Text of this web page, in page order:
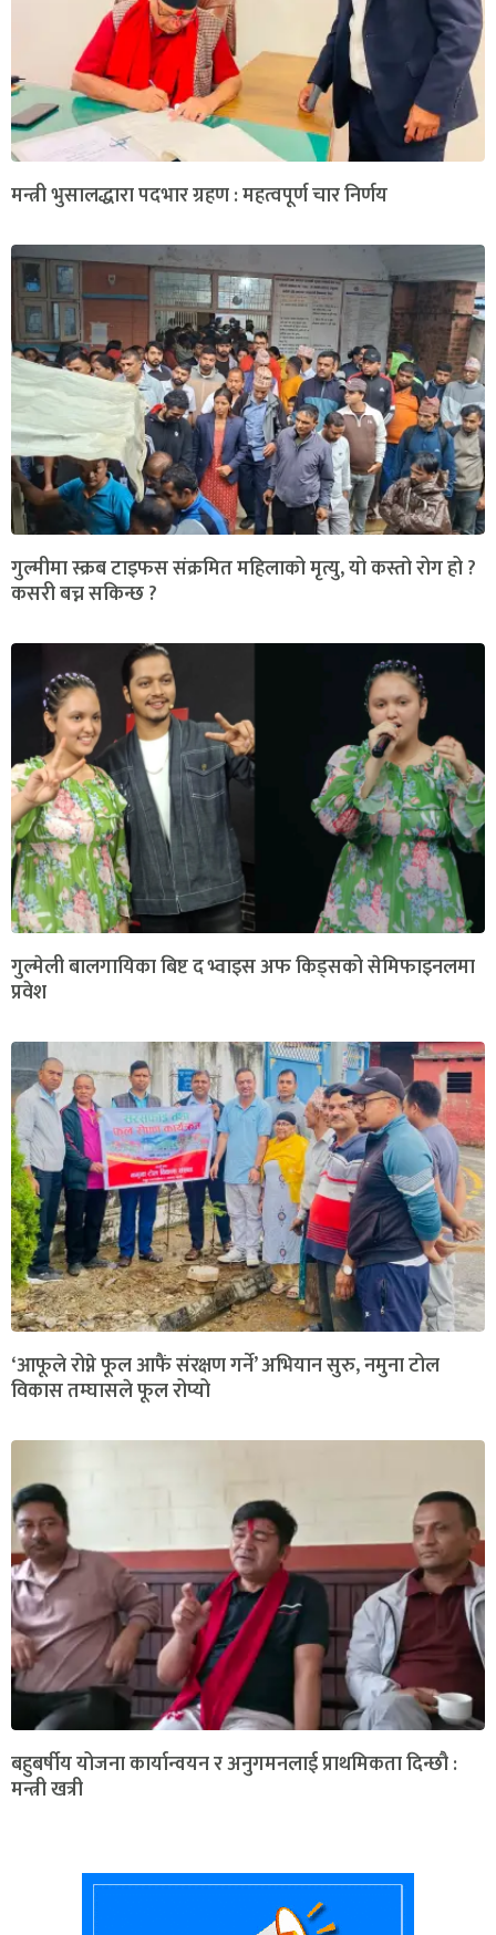
मन्त्री भुसालद्धारा पदभार ग्रहण : महत्वपूर्ण चार निर्णय
गुल्मीमा स्क्रब टाइफस संक्रमित महिलाको मृत्यु, यो कस्तो रोग हो ?
कसरी बच्न सकिन्छ ?
गुल्मेली बालगायिका बिष्ट द भ्वाइस अफ किड्सको सेमिफाइनलमा
प्रवेश
‘आफूले रोप्ने फूल आफैं संरक्षण गर्ने’ अभियान सुरु, नमुना टोल
विकास तम्घासले फूल रोप्यो
बहुबर्षीय योजना कार्यान्वयन र अनुगमनलाई प्राथमिकता दिन्छौ :
मन्त्री खत्री